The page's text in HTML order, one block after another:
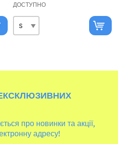
ДОСТУПНО
про новинки та акції,
адресу!